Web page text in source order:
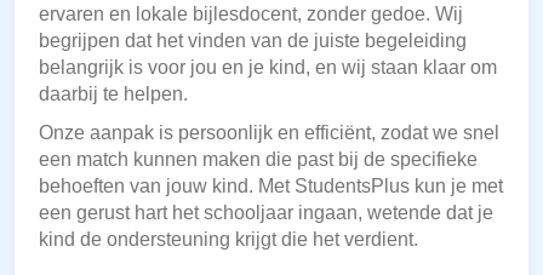
ervaren en lokale bijlesdocent, zonder gedoe. Wij
begrijpen dat het vinden van de juiste begeleiding
belangrijk is voor jou en je kind, en wij staan klaar om
daarbij te helpen.
Onze aanpak is persoonlijk en efficiënt, zodat we snel
een match kunnen maken die past bij de specifieke
behoeften van jouw kind. Met StudentsPlus kun je met
een gerust hart het schooljaar ingaan, wetende dat je
kind de ondersteuning krijgt die het verdient.